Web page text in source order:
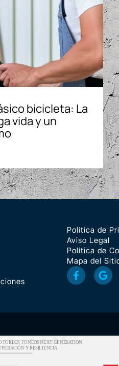
bicicleta: La
vida y un
Política de
Aviso Legal
Política de
Mapa del